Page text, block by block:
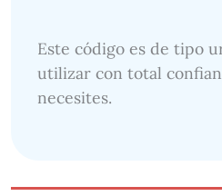
Este código es de tipo
utilizar con total
necesites.